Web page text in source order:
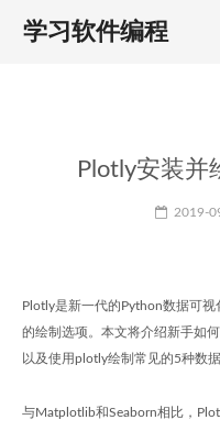
学习软件编程
Plotly安装并
2019-
Plotly是新一代的Python数据可
的绘制选项。本文将介绍新手如
以及使用plotly绘制常见的5种数据
与Matplotlib和Seaborn相比，